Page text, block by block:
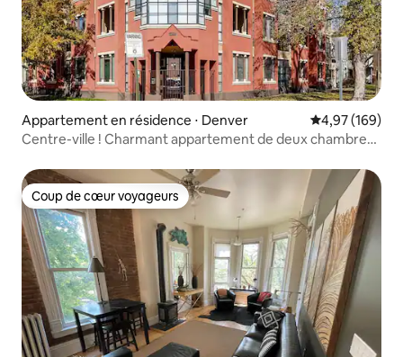
Appartement en résidence ⋅ Denver Évaluation
4,97 (169)
Centre-ville ! Charmant appartement de deux chambres
Coup de cœur voyageurs
Coup de cœur voyageurs